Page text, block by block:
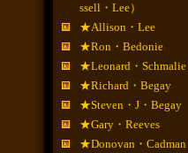
ssell・Lee）
★Allison・Lee
★Ron・Bedonie
★Leonard・Schmalie
★Richard・Begay
★Steven・J・Begay
★Gary・Reeves
★Donovan・Cadman